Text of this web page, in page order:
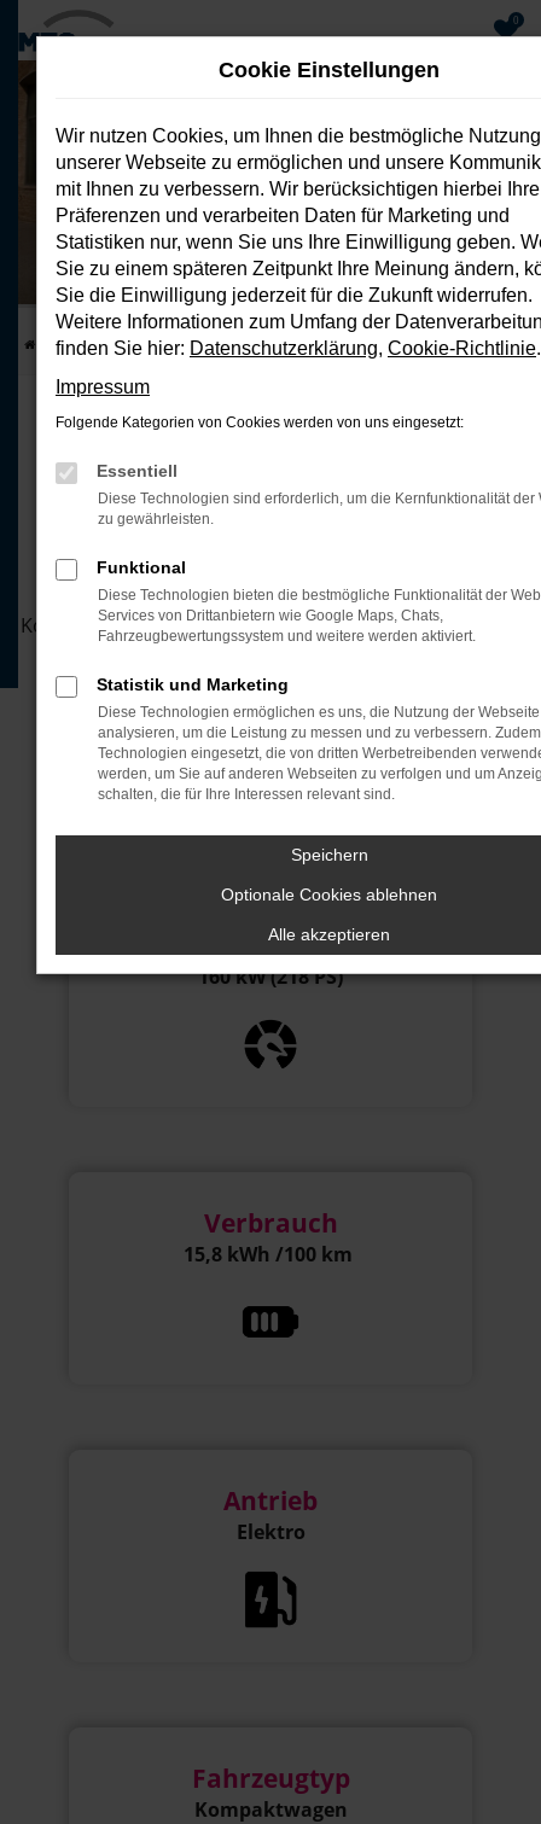
Hauptinhalt
springen
0
B05 218 PS BEV Design Pro Max
Gewerbeleasing ohne Anzahlung
Energieverbrauch 15,9 kWh/100 km; CO2 Emissionen 0 g/km; CO2-
Startseite Top Deals B05 218 PS BEV Design Pro Max
DER NEUE LEAPMOTOR B05
Kühn. Sportlich.
Unverwechselbar
Leasen Sie jetzt den neuen Leapmotor B05.
Unser attraktives Leasingangebot mit flexiblen
Konditionen sichert Ihnen den perfekten Einstieg in die
Zukunft des Fahrens.
JETZT ANFRAGEN
JETZT ANRUFEN
Motor
160 kW (218 PS)
Verbrauch
15,8 kWh /100 km
Antrieb
Elektro
Fahrzeugtyp
Kompaktwagen
Cookie Einstellungen
Wir nutzen Cookies, um Ihnen die bestmögliche Nutzung
unserer Webseite zu ermöglichen und unsere
mit Ihnen zu verbessern. Wir berücksichtigen hierbei Ihre
Präferenzen und verarbeiten Daten für Marketing und
Statistiken nur, wenn Sie uns Ihre Einwilligung geben.
Sie zu einem späteren Zeitpunkt Ihre Meinung ändern,
Sie die Einwilligung jederzeit für die Zukunft widerrufen.
Weitere Informationen zum Umfang der
finden Sie hier: Datenschutzerklärung, Cookie-Richtlinie.
Impressum
Folgende Kategorien von Cookies werden von uns eingesetzt:
Essentiell
Diese Technologien sind erforderlich, um die Kernfunktionalität der
zu gewährleisten.
Funktional
Diese Technologien bieten die bestmögliche Funktionalität der
Services von Drittanbietern wie Google Maps, Chats,
Fahrzeugbewertungssystem und weitere werden aktiviert.
Statistik und Marketing
Diese Technologien ermöglichen es uns, die Nutzung der
analysieren, um die Leistung zu messen und zu verbessern.
Technologien eingesetzt, die von dritten Werbetreibenden
werden, um Sie auf anderen Webseiten zu verfolgen und um
schalten, die für Ihre Interessen relevant sind.
Speichern
Optionale Cookies ablehnen
Alle akzeptieren